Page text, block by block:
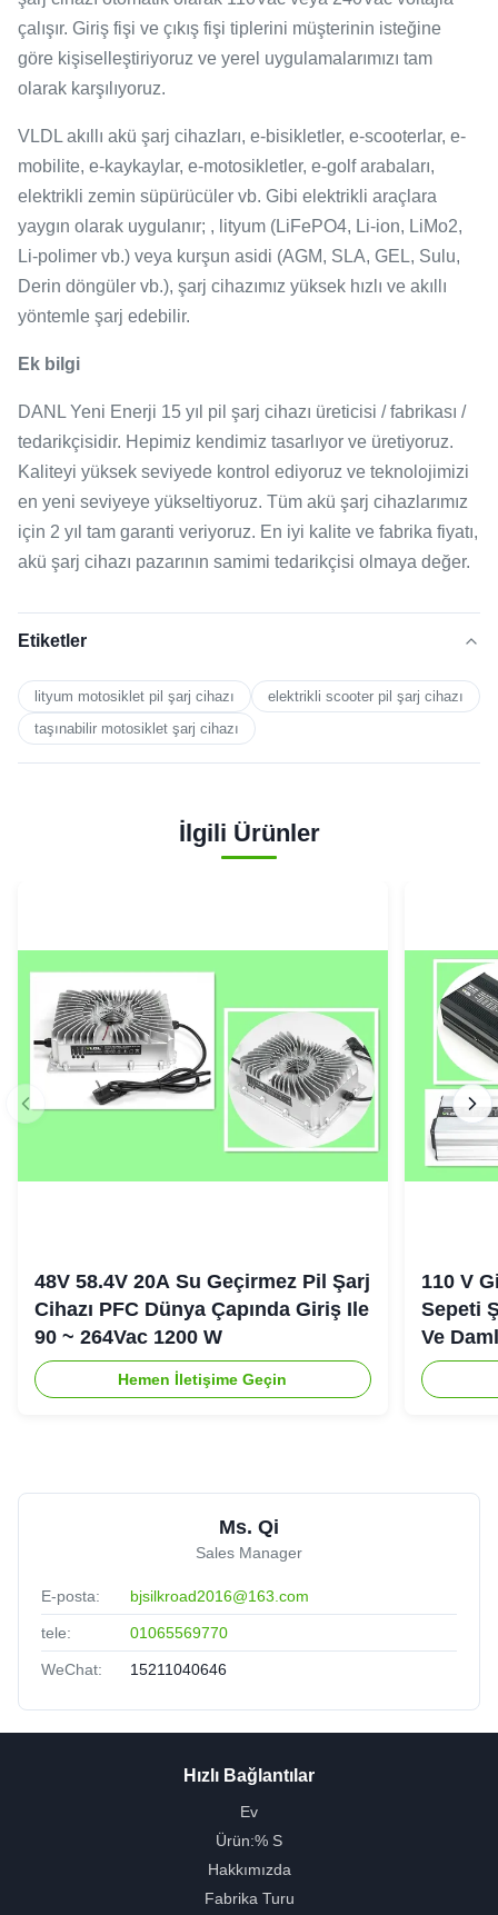
çalışır. Giriş fişi ve çıkış fişi tiplerini müşterinin isteğine
göre kişiselleştiriyoruz ve yerel uygulamalarımızı tam
olarak karşılıyoruz.
VLDL akıllı akü şarj cihazları, e-bisikletler, e-scooterlar, e-
mobilite, e-kaykaylar, e-motosikletler, e-golf arabaları,
elektrikli zemin süpürücüler vb. Gibi elektrikli araçlara
yaygın olarak uygulanır; , lityum (LiFePO4, Li-ion, LiMo2,
Li-polimer vb.) veya kurşun asidi (AGM, SLA, GEL, Sulu,
Derin döngüler vb.), şarj cihazımız yüksek hızlı ve akıllı
yöntemle şarj edebilir.
Ek bilgi
DANL Yeni Enerji 15 yıl pil şarj cihazı üreticisi / fabrikası /
tedarikçisidir. Hepimiz kendimiz tasarlıyor ve üretiyoruz.
Kaliteyi yüksek seviyede kontrol ediyoruz ve teknolojimizi
en yeni seviyeye yükseltiyoruz. Tüm akü şarj cihazlarımız
için 2 yıl tam garanti veriyoruz. En iyi kalite ve fabrika fiyatı,
akü şarj cihazı pazarının samimi tedarikçisi olmaya değer.
Etiketler
lityum motosiklet pil şarj cihazı
elektrikli scooter pil şarj cihazı
taşınabilir motosiklet şarj cihazı
İlgili Ürünler
48V 58.4V 20A Su Geçirmez Pil Şarj
Cihazı PFC Dünya Çapında Giriş Ile
90 ~ 264Vac 1200 W
Hemen İletişime Geçin
110 V
Sepeti
Ve
Ms. Qi
Sales Manager
E-posta: bjsilkroad2016@163.com
tele: 01065569770
WeChat: 15211040646
Hızlı Bağlantılar
Ev
Ürün:% S
Hakkımızda
Fabrika Turu